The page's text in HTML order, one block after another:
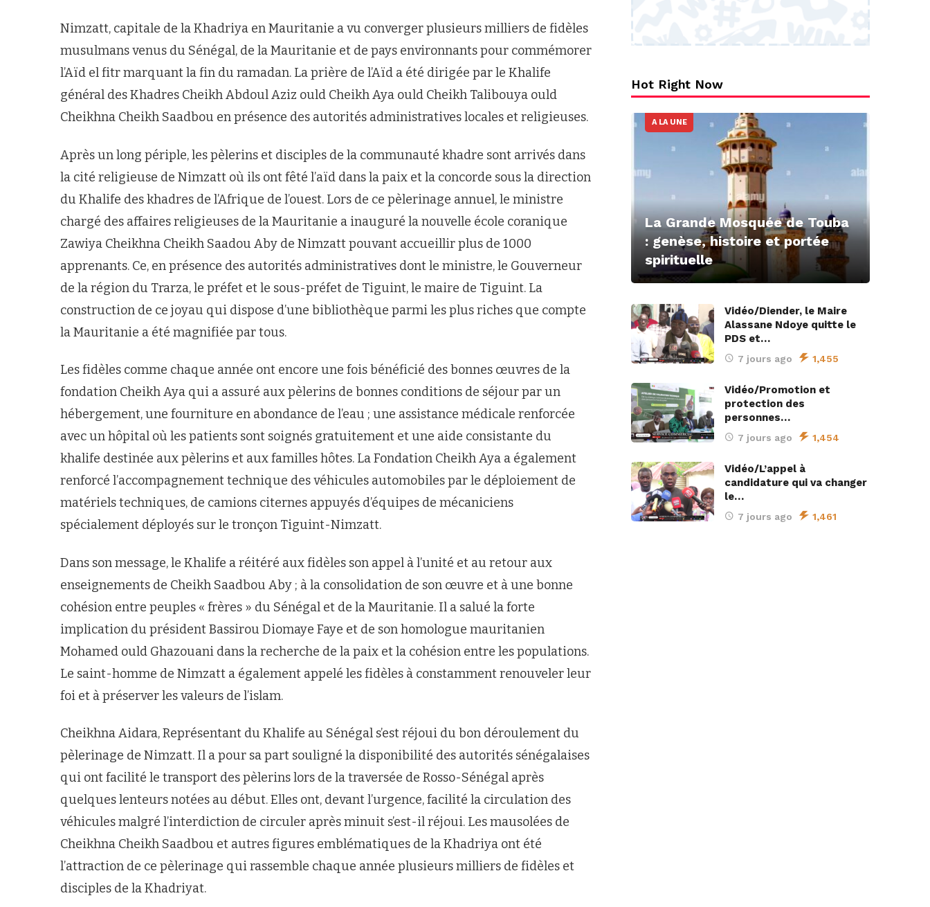
Nimzatt, capitale de la Khadriya en Mauritanie a vu converger plusieurs milliers de fidèles
musulmans venus du Sénégal, de la Mauritanie et de pays environnants pour commémorer
l’Aïd el fitr marquant la fin du ramadan. La prière de l’Aïd a été dirigée par le Khalife
général des Khadres Cheikh Abdoul Aziz ould Cheikh Aya ould Cheikh Talibouya ould
Cheikhna Cheikh Saadbou en présence des autorités administratives locales et religieuses.
Après un long périple, les pèlerins et disciples de la communauté khadre sont arrivés dans
la cité religieuse de Nimzatt où ils ont fêté l’aïd dans la paix et la concorde sous la direction
du Khalife des khadres de l’Afrique de l’ouest. Lors de ce pèlerinage annuel, le ministre
chargé des affaires religieuses de la Mauritanie a inauguré la nouvelle école coranique
Zawiya Cheikhna Cheikh Saadou Aby de Nimzatt pouvant accueillir plus de 1000
apprenants. Ce, en présence des autorités administratives dont le ministre, le Gouverneur
de la région du Trarza, le préfet et le sous-préfet de Tiguint, le maire de Tiguint. La
construction de ce joyau qui dispose d’une bibliothèque parmi les plus riches que compte
la Mauritanie a été magnifiée par tous.
Les fidèles comme chaque année ont encore une fois bénéficié des bonnes œuvres de la
fondation Cheikh Aya qui a assuré aux pèlerins de bonnes conditions de séjour par un
hébergement, une fourniture en abondance de l’eau ; une assistance médicale renforcée
avec un hôpital où les patients sont soignés gratuitement et une aide consistante du
khalife destinée aux pèlerins et aux familles hôtes. La Fondation Cheikh Aya a également
renforcé l’accompagnement technique des véhicules automobiles par le déploiement de
matériels techniques, de camions citernes appuyés d’équipes de mécaniciens
spécialement déployés sur le tronçon Tiguint-Nimzatt.
Dans son message, le Khalife a réitéré aux fidèles son appel à l’unité et au retour aux
enseignements de Cheikh Saadbou Aby ; à la consolidation de son œuvre et à une bonne
cohésion entre peuples « frères » du Sénégal et de la Mauritanie. Il a salué la forte
implication du président Bassirou Diomaye Faye et de son homologue mauritanien
Mohamed ould Ghazouani dans la recherche de la paix et la cohésion entre les populations.
Le saint-homme de Nimzatt a également appelé les fidèles à constamment renouveler leur
foi et à préserver les valeurs de l’islam.
Cheikhna Aidara, Représentant du Khalife au Sénégal s’est réjoui du bon déroulement du
pèlerinage de Nimzatt. Il a pour sa part souligné la disponibilité des autorités sénégalaises
qui ont facilité le transport des pèlerins lors de la traversée de Rosso-Sénégal après
quelques lenteurs notées au début. Elles ont, devant l’urgence, facilité la circulation des
véhicules malgré l’interdiction de circuler après minuit s’est-il réjoui. Les mausolées de
Cheikhna Cheikh Saadbou et autres figures emblématiques de la Khadriya ont été
l’attraction de ce pèlerinage qui rassemble chaque année plusieurs milliers de fidèles et
disciples de la Khadriyat.
Hot Right Now
A LA UNE
La Grande Mosquée de Touba
: genèse, histoire et portée
spirituelle
Vidéo/Diender, le Maire
Alassane Ndoye quitte le
PDS et…
7 jours ago 1,455
Vidéo/Promotion et
protection des
personnes…
7 jours ago 1,454
Vidéo/L’appel à
candidature qui va changer
le…
7 jours ago 1,461